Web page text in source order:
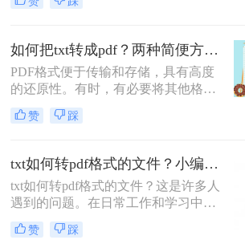
者为了满足特定的分享和打印需求。
阅读和编辑，但在某些情况下，我们
可能更倾向于使用PDF格式，因为它
能在不同平台和设备上保持一致的显
示效果。那么txt如何转成pdf呢？本文
将介绍几种简单高效的TXT转PDF的
方法，帮助您轻松完成转换。
如何把txt转成pdf？两种简便方法分享！
PDF格式便于传输和存储，具有高度
的还原性。有时，有必要将其他格式
的文件转换为PDF格式，例如将如何
把txt转成pdf。由于TXT属于文本源，
上的软件不能直接将TXT转换为
PDF（PDF可以直接转换为TXT，但
TXT不能直接转换为PDF）。TXT通
过修改文件后缀名称并将其转换为
PDF，显然不起作用。那么，如何将
txt转pdf呢？
赞 踩
txt如何转pdf格式的文件？小编给你分享这几种简单的方法！
txt如何转pdf格式的文件？这是许多人
遇到的问题。在日常工作和学习中，
我们常常需要将文本文件保存为pdf格
式，以方便传阅和打印。本文将为您
赞 踩